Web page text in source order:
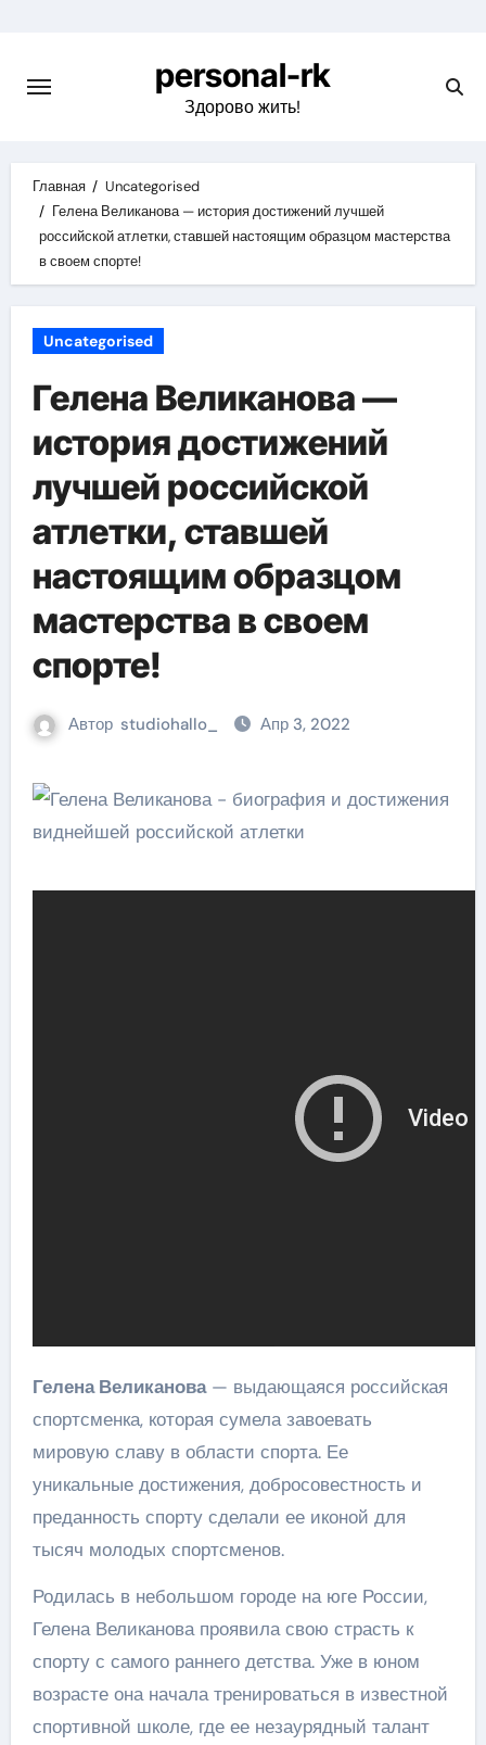
содержимому
personal-rk
Здорово жить!
Главная
Uncategorised
Гелена Великанова — история достижений лучшей
российской атлетки, ставшей настоящим образцом мастерства
в своем спорте!
Uncategorised
Гелена Великанова —
история достижений
лучшей российской
атлетки, ставшей
настоящим образцом
мастерства в своем
спорте!
Автор studiohallo_ Апр 3, 2022
Гелена Великанова— выдающаяся российская
спортсменка, которая сумела завоевать
мировую славу в области спорта. Ее
уникальные достижения, добросовестность и
преданность спорту сделали ее иконой для
тысяч молодых спортсменов.
Родилась в небольшом городе на юге России,
Гелена Великанова проявила свою страсть к
спорту с самого раннего детства. Уже в юном
возрасте она начала тренироваться в известной
спортивной школе, где ее незаурядный талант